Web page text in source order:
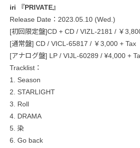
iri 『PRIVATE』
Release Date：2023.05.10 (Wed.)
[初回限定盤]CD + CD / VIZL-2181 / ￥
[通常盤] CD / VICL-65817 / ￥3,000 + Tax
[アナログ盤] LP / VIJL-60289 / ¥4,000 +
Tracklist：
1. Season
2. STARLIGHT
3. Roll
4. DRAMA
5. 染
6. Go back